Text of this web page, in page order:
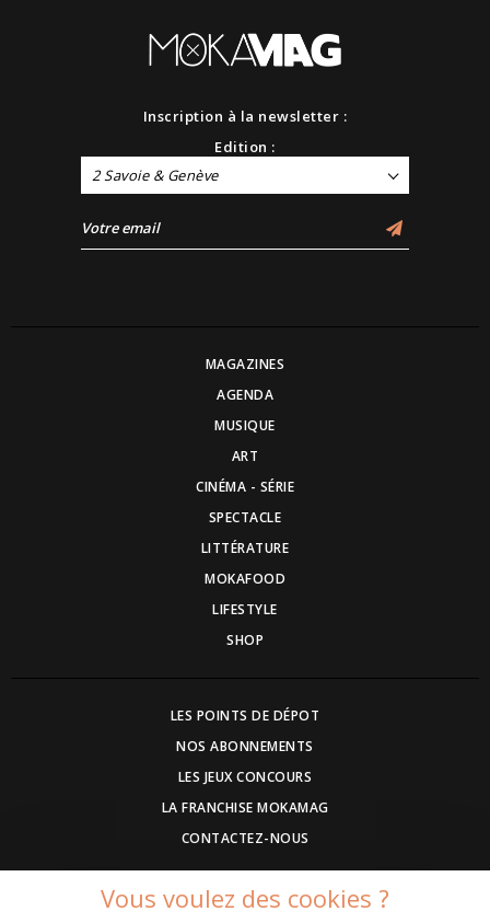
Inscription à la newsletter :
Edition :
2 Savoie & Genève
MAGAZINES
AGENDA
MUSIQUE
ART
CINÉMA - SÉRIE
SPECTACLE
LITTÉRATURE
MOKAFOOD
LIFESTYLE
SHOP
LES POINTS DE DÉPOT
NOS ABONNEMENTS
LES JEUX CONCOURS
LA FRANCHISE MOKAMAG
CONTACTEZ-NOUS
DEVENEZ ANNONCEUR
Vous voulez des cookies ?